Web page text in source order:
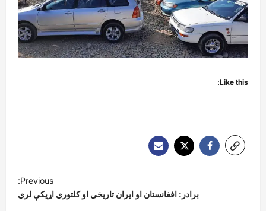
Like this:
Previous:
برادر: افغانستان او ایران تاریخي او کلتوري اړیکې لري